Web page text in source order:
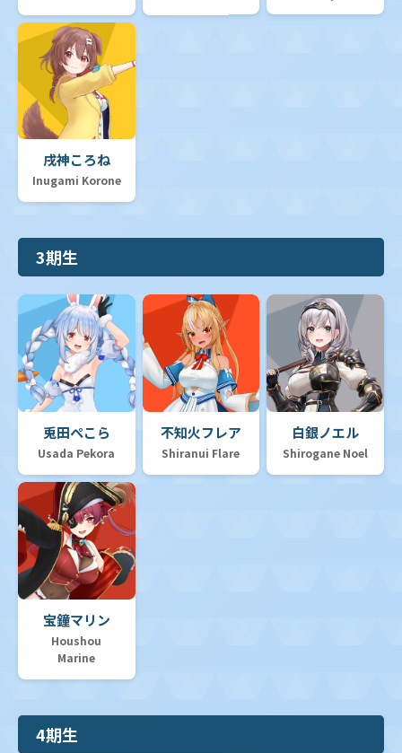
戌神ころね
Inugami Korone
3期生
兎田ぺこら
Usada Pekora
不知火フレア
Shiranui Flare
白銀ノエル
Shirogane Noel
宝鐘マリン
Houshou
Marine
4期生